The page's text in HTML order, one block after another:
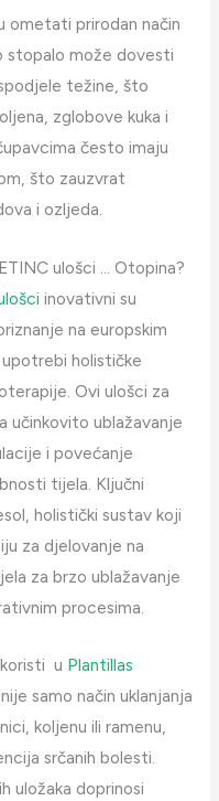
ometati prirodan način
stopalo može dovesti
težine, što
zglobove kuka i
često imaju
što zauzvrat
i ozljeda.
ulošci … Otopina?
inovativni su
na europskim
holističke
Ovi ulošci za
učinkovito ublažavanje
i povećanje
tijela. Ključni
holistički sustav koji
za djelovanje na
za brzo ublažavanje
procesima.
u Plantillas
samo način uklanjanja
koljenu ili ramenu,
srčanih bolesti.
uložaka doprinosi